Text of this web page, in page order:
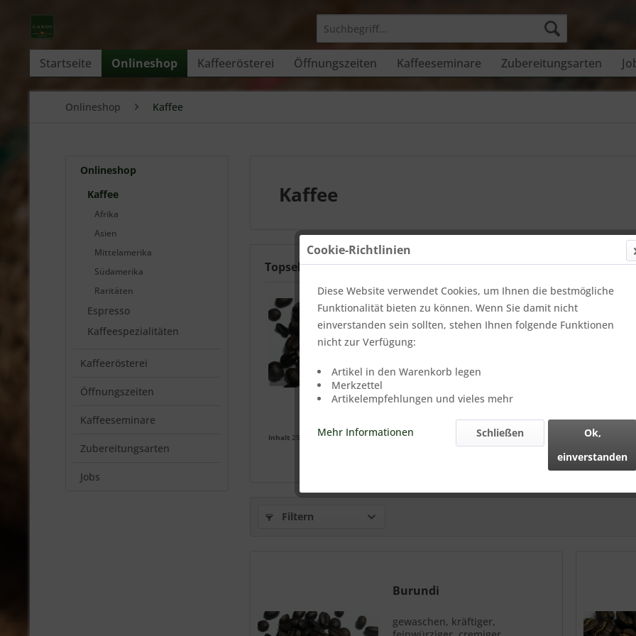
Startseite Onlineshop Kaffeerösterei Öffnungszeiten Kaffeeseminare Zubereitungsarten
Onlineshop Kaffee
Onlineshop
Kaffee
Afrika
Asien
Mittelamerika
Südamerika
Raritäten
Espresso
Kaffeespezialitäten
Kaffeerösterei
Öffnungszeiten
Kaffeeseminare
Zubereitungsarten
Jobs
Kaffee
Topseller
Burundi
Inhalt 250 Gramm(38,00 € * / 1000 Gramm)
Papua N. Guinea PB
250 Gramm(36,00 € * / 1000 Gramm)
ab 9,00 € *
Inhalt
Filtern
Burundi
gewaschen, kräftiger,
Cookie-Richtlinien
Diese Website verwendet Cookies, um Ihnen die bestmögliche
Funktionalität bieten zu können. Wenn Sie damit nicht
einverstanden sein sollten, stehen Ihnen folgende Funktionen
nicht zur Verfügung:
Artikel in den Warenkorb legen
Merkzettel
Artikelempfehlungen und vieles mehr
Mehr Informationen
Ok,
einverstanden
Schließen